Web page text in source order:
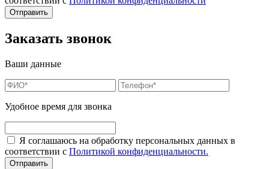
Заказать звонок
Ваши данные
Удобное время для звонка
Я соглашаюсь на обработку персональных данных в
соответствии с Политикой конфиденциальности.